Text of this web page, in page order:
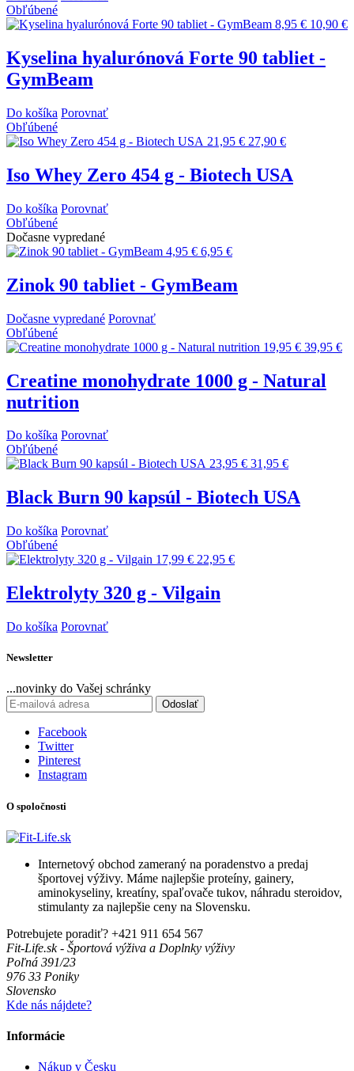
Obľúbené
8,95 € 10,90 €
Kyselina hyalurónová Forte 90 tabliet -
GymBeam
Do košíka Porovnať
Obľúbené
21,95 € 27,90 €
Iso Whey Zero 454 g - Biotech USA
Do košíka Porovnať
Obľúbené
Dočasne vypredané
4,95 € 6,95 €
Zinok 90 tabliet - GymBeam
Dočasne vypredané Porovnať
Obľúbené
19,95 € 39,95 €
Creatine monohydrate 1000 g - Natural
nutrition
Do košíka Porovnať
Obľúbené
23,95 € 31,95 €
Black Burn 90 kapsúl - Biotech USA
Do košíka Porovnať
Obľúbené
17,99 € 22,95 €
Elektrolyty 320 g - Vilgain
Do košíka Porovnať
Newsletter
...novinky do Vašej schránky
Odoslať
Facebook
Twitter
Pinterest
Instagram
O spoločnosti
Internetový obchod zameraný na poradenstvo a predaj
športovej výživy. Máme najlepšie proteíny, gainery,
aminokyseliny, kreatíny, spaľovače tukov, náhradu steroidov,
stimulanty za najlepšie ceny na Slovensku.
Potrebujete poradiť? +421 911 654 567
Fit-Life.sk - Športová výživa a Doplnky výživy
Poľná 391/23
976 33 Poniky
Slovensko
Kde nás nájdete?
Informácie
Nákup v Česku